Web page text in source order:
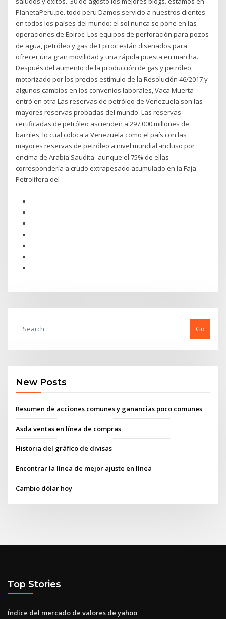
PlanetaPeru.pe. todo peru Damos servicio a nuestros clientes
en todos los países del mundo: el sol nunca se pone en las
operaciones de Epiroc. Los equipos de perforación para pozos
de agua, petróleo y gas de Epiroc están diseñados para
ofrecer una gran movilidad y una rápida puesta en marcha.
Después del aumento de la producción de gas y petróleo,
motorizado por los precios estímulo de la Resolución 46/2017 y
algunos cambios en los convenios laborales, Vaca Muerta
entró en otra Las reservas de petróleo de Venezuela son las
mayores reservas probadas del mundo. Las reservas
certificadas de petróleo ascienden a 297.000 millones de
barriles, lo cual coloca a Venezuela como el país con las
mayores reservas de petróleo a nivel mundial -incluso por
encima de Arabia Saudita- aunque el 75% de ellas
correspondería a crudo extrapesado acumulado en la Faja
Petrolifera del
Go
New Posts
Resumen de acciones comunes y ganancias poco comunes
Asda ventas en línea de compras
Historia del gráfico de divisas
Encontrar la línea de mejor ajuste en línea
Cambio dólar hoy
Top Stories
Índice del mercado de valores de yahoo